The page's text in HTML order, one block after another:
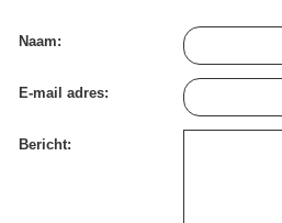
Naam:
E-mail adres:
Bericht: